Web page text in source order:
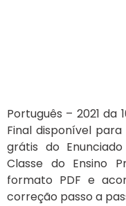
Português – 2021 da
Final disponível
grátis do
Classe do Ensino
formato PDF e
correção passo a